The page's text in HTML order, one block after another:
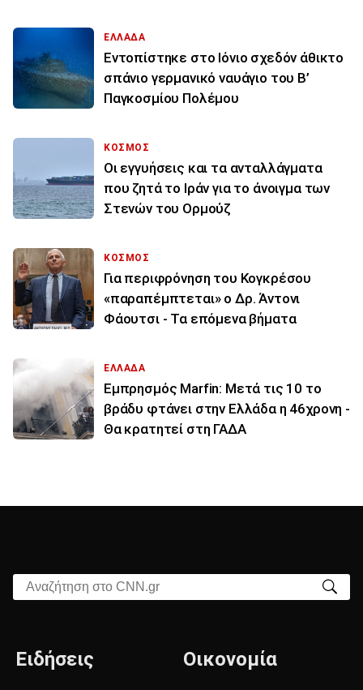
ΕΛΛΑΔΑ
Εντοπίστηκε στο Ιόνιο σχεδόν άθικτο
σπάνιο γερμανικό ναυάγιο του Β’
Παγκοσμίου Πολέμου
ΚΟΣΜΟΣ
Οι εγγυήσεις και τα ανταλλάγματα
που ζητά το Ιράν για το άνοιγμα των
Στενών του Ορμούζ
ΚΟΣΜΟΣ
Για περιφρόνηση του Κογκρέσου
«παραπέμπτεται» ο Δρ. Άντονι
Φάουτσι - Τα επόμενα βήματα
ΕΛΛΑΔΑ
Εμπρησμός Marfin: Μετά τις 10 το
βράδυ φτάνει στην Ελλάδα η 46χρονη -
Θα κρατητεί στη ΓΑΔΑ
Αναζήτηση στο CNN.gr
Ειδήσεις Οικονομία